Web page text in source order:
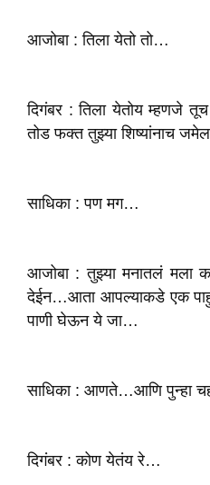
आजोबा : तिला येतो तो…
दिगंबर : तिला येतोय म्हणजे
तोड फक्त तुझ्या शिष्यांनाच
साधिका : पण मग…
आजोबा : तुझ्या मनातलं मला
देईन…आता आपल्याकडे एक
पाणी घेऊन ये जा…
साधिका : आणते…आणि पुन्हा
दिगंबर : कोण येतंय रे…